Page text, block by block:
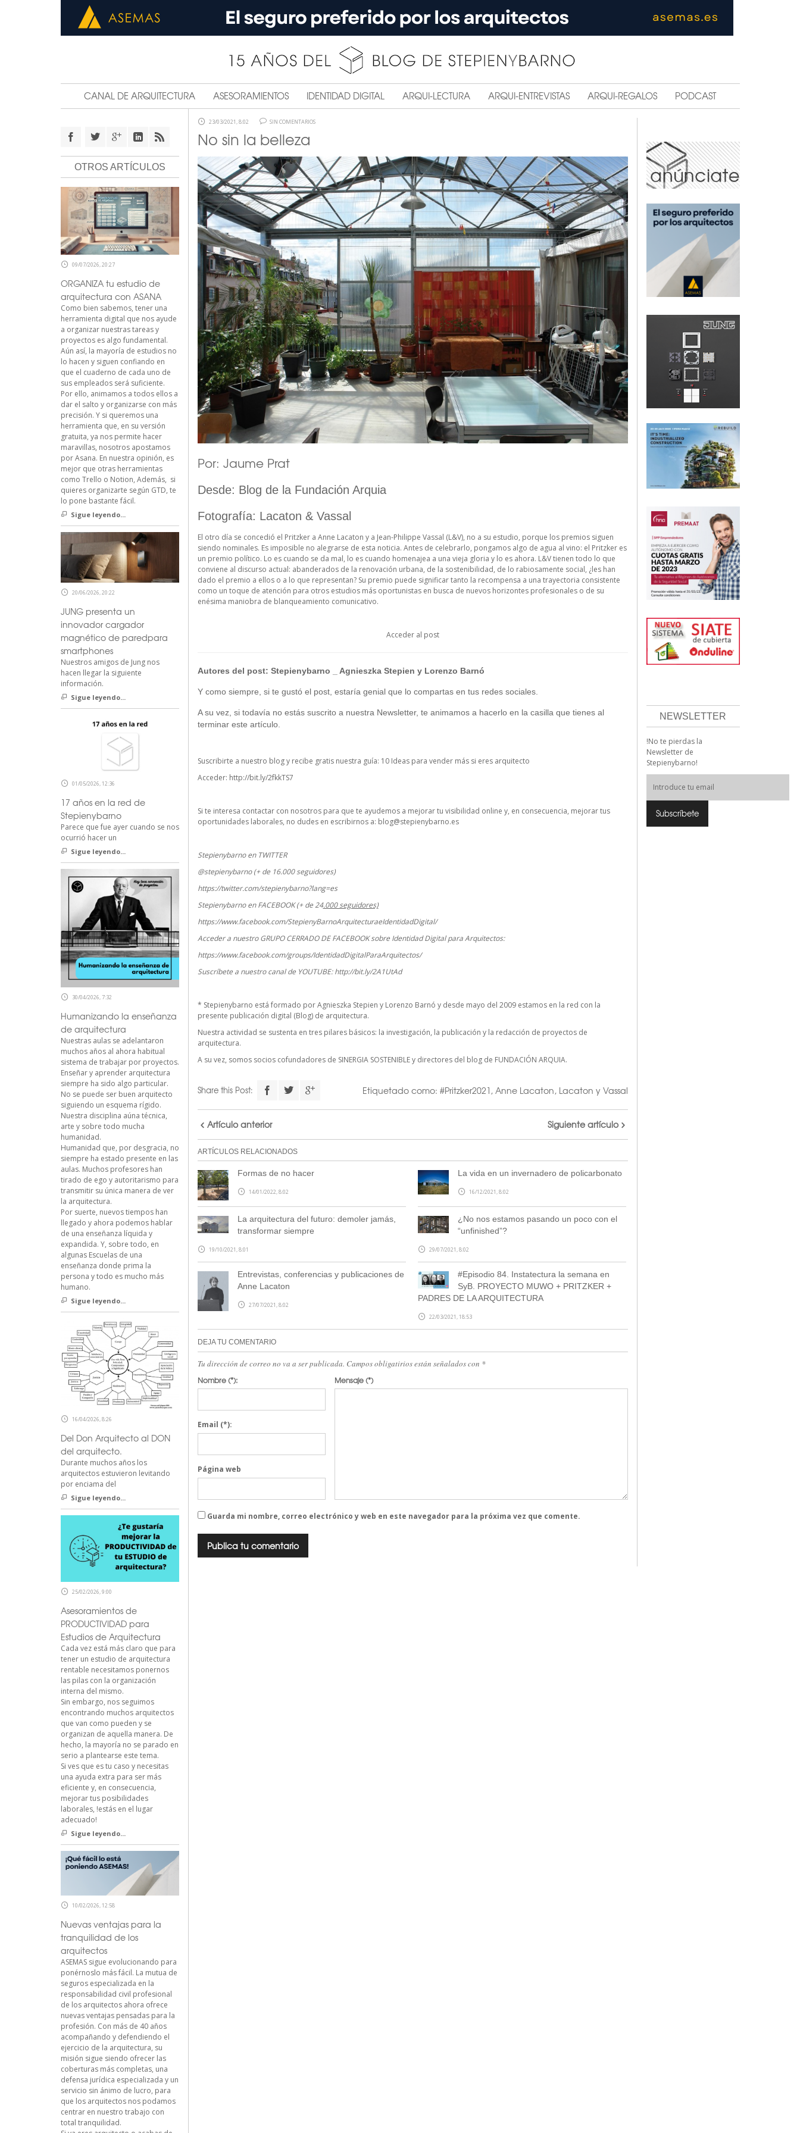
CANAL DE ARQUITECTURA ASESORAMIENTOS IDENTIDAD DIGITAL ARQUI-LECTURA ARQUI-ENTREVISTAS ARQUI-REGALOS PODCAST
23/03/2021, 8:02 SIN COMENTARIOS
No sin la belleza
Por: Jaume Prat
Desde: Blog de la Fundación Arquia
Fotografía: Lacaton & Vassal
El otro día se concedió el Pritzker a Anne Lacaton y a Jean-Philippe Vassal (L&V), no a su estudio, porque los premios siguen
siendo nominales. Es imposible no alegrarse de esta noticia. Antes de celebrarlo, pongamos algo de agua al vino: el Pritzker es
un premio político. Lo es cuando se da mal, lo es cuando homenajea a una vieja gloria y lo es ahora. L&V tienen todo lo que
conviene al discurso actual: abanderados de la renovación urbana, de la sostenibilidad, de lo rabiosamente social, ¿les han
dado el premio a ellos o a lo que representan? Su premio puede significar tanto la recompensa a una trayectoria consistente
como un toque de atención para otros estudios más oportunistas en busca de nuevos horizontes profesionales o de su
enésima maniobra de blanqueamiento comunicativo.
Acceder al post
Autores del post: Stepienybarno _ Agnieszka Stepien y Lorenzo Barnó
Y como siempre, si te gustó el post, estaría genial que lo compartas en tus redes sociales.
A su vez, si todavía no estás suscrito a nuestra Newsletter, te animamos a hacerlo en la casilla que tienes al
terminar este artículo.
Suscribirte a nuestro blog y recibe gratis nuestra guía: 10 Ideas para vender más si eres arquitecto
Acceder: http://bit.ly/2fkkTS7
Si te interesa contactar con nosotros para que te ayudemos a mejorar tu visibilidad online y, en consecuencia, mejorar tus
oportunidades laborales, no dudes en escribirnos a: blog@stepienybarno.es
Stepienybarno en TWITTER
@stepienybarno (+ de 16.000 seguidores)
https://twitter.com/stepienybarno?lang=es
Stepienybarno en FACEBOOK (+ de 24.000 seguidores)
https://www.facebook.com/StepienyBarnoArquitecturaeIdentidadDigital/
Acceder a nuestro GRUPO CERRADO DE FACEBOOK sobre Identidad Digital para Arquitectos:
https://www.facebook.com/groups/IdentidadDigitalParaArquitectos/
Suscríbete a nuestro canal de YOUTUBE:http://bit.ly/2A1UtAd
* Stepienybarno está formado por Agnieszka Stepien y Lorenzo Barnó y desde mayo del 2009 estamos en la red con la
presente publicación digital (Blog) de arquitectura.
Nuestra actividad se sustenta en tres pilares básicos: la investigación, la publicación y la redacción de proyectos de
arquitectura.
A su vez, somos socios cofundadores de SINERGIA SOSTENIBLEy directores del blog de FUNDACIÓN ARQUIA.
Share this Post: Etiquetado como: #Pritzker2021 , Anne Lacaton, Lacaton y Vassal
Artículo anterior Siguiente artículo
ARTÍCULOS RELACIONADOS
Formas de no hacer
14/01/2022, 8:02
La vida en un invernadero de policarbonato
16/12/2021, 8:02
La arquitectura del futuro: demoler jamás,
transformar siempre
19/10/2021, 8:01
¿No nos estamos pasando un poco con el
“unfinished”?
29/07/2021, 8:02
Entrevistas, conferencias y publicaciones de
Anne Lacaton
27/07/2021, 8:02
#Episodio 84. Instatectura la semana en
SyB. PROYECTO MUWO + PRITZKER +
PADRES DE LA ARQUITECTURA
22/03/2021, 18:53
DEJA TU COMENTARIO
Tu dirección de correo no va a ser publicada. Campos obligatirios están señalados con *
Mensaje(*)
Nombre(*):
Email (*):
Página web
Guarda mi nombre, correo electrónico y web en este navegador para la próxima vez que comente.
NEWSLETTER
!No te pierdas la
Newsletter de
Stepienybarno!
OTROS ARTÍCULOS
09/07/2026, 20:27
ORGANIZA tu estudio de
arquitectura con ASANA
Como bien sabemos, tener una
herramienta digital que nos ayude
a organizar nuestras tareas y
proyectos es algo fundamental.
Aún así, la mayoría de estudios no
lo hacen y siguen confiando en
que el cuaderno de cada uno de
sus empleados será suficiente.
Por ello, animamos a todos ellos a
dar el salto y organizarse con más
precisión. Y si queremos una
herramienta que, en su versión
gratuita, ya nos permite hacer
maravillas, nosotros apostamos
por Asana. En nuestra opinión, es
mejor que otras herramientas
como Trello o Notion, Además, si
quieres organizarte según GTD, te
lo pone bastante fácil.
Sigue leyendo...
20/06/2026, 20:22
JUNG presenta un
innovador cargador
magnético de paredpara
smartphones
Nuestros amigos de Jung nos
hacen llegar la siguiente
información.
Sigue leyendo...
01/05/2026, 12:36
17 años en la red de
Stepienybarno
Parece que fue ayer cuando se nos
ocurrió hacer un
Sigue leyendo...
30/04/2026, 7:32
Humanizando la enseñanza
de arquitectura
Nuestras aulas se adelantaron
muchos años al ahora habitual
sistema de trabajar por proyectos.
Enseñar y aprender arquitectura
siempre ha sido algo particular.
No se puede ser buen arquitecto
siguiendo un esquema rígido.
Nuestra disciplina aúna técnica,
arte y sobre todo mucha
humanidad.
Humanidad que, por desgracia, no
siempre ha estado presente en las
aulas. Muchos profesores han
tirado de ego y autoritarismo para
transmitir su única manera de ver
la arquitectura.
Por suerte, nuevos tiempos han
llegado y ahora podemos hablar
de una enseñanza líquida y
expandida. Y, sobre todo, en
algunas Escuelas de una
enseñanza donde prima la
persona y todo es mucho más
humano.
Sigue leyendo...
16/04/2026, 8:26
Del Don Arquitecto al DON
del arquitecto.
Durante muchos años los
arquitectos estuvieron levitando
por enciama del
Sigue leyendo...
25/02/2026, 9:00
Asesoramientos de
PRODUCTIVIDAD para
Estudios de Arquitectura
Cada vez está más claro que para
tener un estudio de arquitectura
rentable necesitamos ponernos
las pilas con la organización
interna del mismo.
Sin embargo, nos seguimos
encontrando muchos arquitectos
que van como pueden y se
organizan de aquella manera. De
hecho, la mayoría no se parado en
serio a plantearse este tema.
Si ves que es tu caso y necesitas
una ayuda extra para ser más
eficiente y, en consecuencia,
mejorar tus posibilidades
laborales, !estás en el lugar
adecuado!
Sigue leyendo...
10/02/2026, 12:58
Nuevas ventajas para la
tranquilidad de los
arquitectos
ASEMAS sigue evolucionando para
ponérnoslo más fácil. La mutua de
seguros especializada en la
responsabilidad civil profesional
de los arquitectos ahora ofrece
nuevas ventajas pensadas para la
profesión. Con más de 40 años
acompañando y defendiendo el
ejercicio de la arquitectura, su
misión sigue siendo ofrecer las
coberturas más completas, una
defensa jurídica especializada y un
servicio sin ánimo de lucro, para
que los arquitectos nos podamos
centrar en nuestro trabajo con
total tranquilidad.